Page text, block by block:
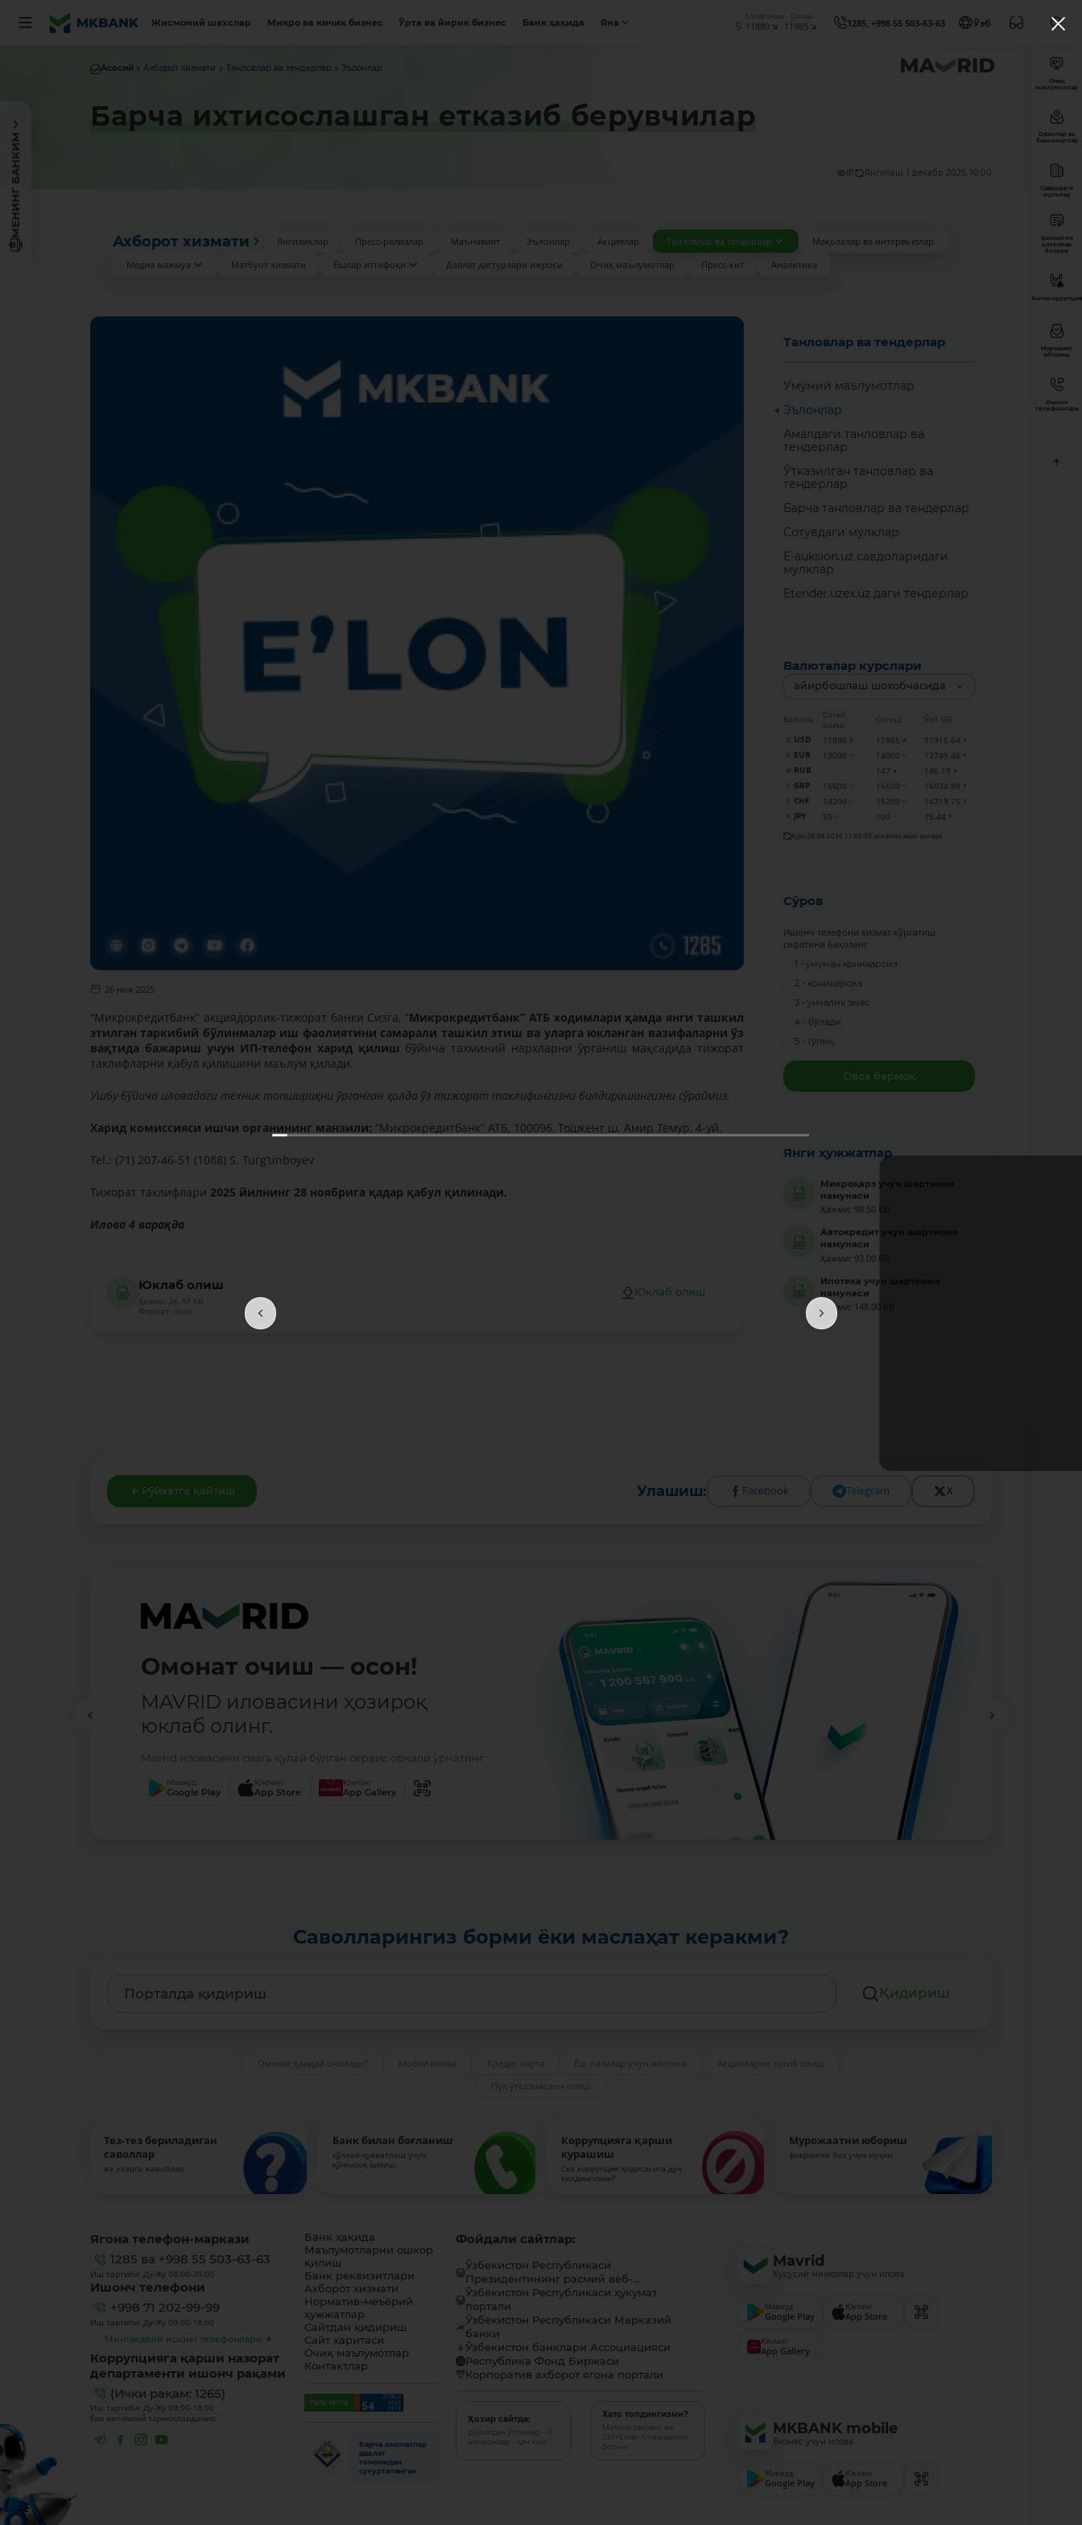
Жисмоний шахслар Микро ва кичик бизнес Ўрта ва йирик бизнес Банк ҳақида Яна
Сотиб олиш
11880
Сотиш
11965 1285, +998 55 503-63-63 Ўзб
МЕНИНГ БАНКИМ
Асосий Ахборот хизмати Танловлар ва тендерлар Эълонлар
Барча ихтисослашган етказиб берувчилар
81 Янгилаш: 1 декабр 2025, 10:00
Ахборот хизмати Янгиликлар Пресс-релизлар Маънавият Эълонлар Акциялар Танловлар ва тендерлар
Мақолалар ва интервьюлар
Медиа мажмуа
Матбуот хизмати Ёшлар иттифоқи Давлат дастурлари ижроси Очиқ маълумотлар Пресс-кит Аналитика
26 ноя 2025
“Микрокредитбанк” акциядорлик-тижорат банки Сизга, “Микрокредитбанк” АТБ ходимлари ҳамда янги ташкил
этилган таркибий бўлинмалар иш фаолиятини самарали ташкил этиш ва уларга юкланган вазифаларни ўз
вақтида бажариш учун ИП-телефон харид қилиш бўйича тахминий нархларни ўрганиш мақсадида тижорат
таклифларни қабул қилишини маълум қилади.
Ушбу бўйича иловадаги техник топшириқни ўрганган ҳолда ўз тижорат таклифингизни билдиришингизни сўраймиз.
Харид комиссияси ишчи органининг манзили: “Микрокредитбанк” АТБ, 100096, Тошкент ш. Амир Темур, 4-уй.
Tel.: (71) 207-46-51 (1088) S. Turg‘unboyev
Тижорат таклифлари 2025 йилнинг 28 ноябрига қадар қабул қилинади.
Илова 4 варақда
Юклаб олиш
Ҳажми: 26.97 KB
Формат: docx
Юклаб олиш
Танловлар ва тендерлар
Умумий маълумотлар
Эълонлар
Амалдаги танловлар ва
тендерлар
Ўтказилган танловлар ва
тендерлар
Барча танловлар ва тендерлар
Сотувдаги мулклар
E-auksion.uz савдоларидаги
мулклар
Etender.uzex.uz даги тендерлар
Валюталар курслари
айирбошлаш шохобчасида
Валюта
Сотиб
олиш
Сотиш
Ўзб МБ
USD
11880 11965
11915.64
EUR
13000 14000
13749.46
RUB
147
146.19
GBP
15600 16600
16034.88
CHF
14200 15200
14719.75
JPY
50 100 75.48
Курс 06.08.2026 11:00:00 ҳолатига амал қилади
Сўров
Ишонч телефони хизмат кўрсатиш
сифатини баҳоланг
1 - умуман қониқарсиз
2 - қониқарсиз
3 - унчалик эмас
4 - бўлади
5 - тўлиқ
Овоз бермоқ
Янги ҳужжатлар
Микроқарз учун шартнома
намунаси
Ҳажми: 98.50 KB
Автокредит учун шартнома
намунаси
Ҳажми: 93.00 KB
Ипотека учун шартнома
намунаси
Ҳажми: 148.00 KB
Рўйхатга қайтиш Улашиш: Facebook Telegram X
Омонат очиш — осон!
MAVRID иловасини ҳозироқ
юклаб олинг.
Mavrid иловасини сизга қулай бўлган сервис орқали ўрнатинг:
Мавжуд
Google Play
Юкланг
App Store
Юкланг
App Gallery
Саволларингиз борми ёки маслаҳат керакми?
Қидириш
Омонат қандай очилади? Мобил илова Кредит карта Ёш оилалар учун ипотека
Акцияларни сотиб олиш
Пул ўтказмасини олиш
Тез-тез бериладиган
саволлар
ва уларга жавоблар
Банк билан боғланиш
қўллаб-қувватлаш учун
қўнғироқ қилиш
Коррупцияга қарши
курашиш
Сиз коррупция ҳодисасига дуч
келдингизми?
Мурожаатни юбориш
фикрингиз биз учун муҳим
Очиқ
маълумотлар
Офислар ва
банкоматлар
Савдодаги
мулклар
Қимматли
қоғозлар
бозори
Антикоррупция
Мурожаат
юбориш
Ишонч
телефонлари
Ягона телефон-маркази
1285 ва +998 55 503-63-63
Иш тартиби: Ду-Жу 08:00-20:00
Ишонч телефони
+998 71 202-99-99
Иш тартиби: Ду-Жу 09:00-18:00
Минтақавий ишонч телефонлари
Коррупцияга қарши назорат
департаменти ишонч рақами
(Ички рақам: 1265)
Иш тартиби: Ду-Жу 09:00-18:00
Биз ижтимоий тармоқлардамиз:
Банк ҳақида
Маълумотларни ошкор
қилиш
Банк реквизитлари
Ахборот хизмати
Норматив-меъёрий
ҳужжатлар
Сайтдан қидириш
Сайт харитаси
Очиқ маълумотлар
Контактлар
Барча омонатлар
давлат
томонидан
суғурталанган
Фойдали сайтлар:
Ўзбекистон Республикаси
Президентининг расмий веб-...
Ўзбекистон Республикаси ҳукумат
портали
Ўзбекистон Республикаси Марказий
банки
Ўзбекистон банклари Ассоциацияси
Республика Фонд Биржаси
Корпоратив ахборот ягона портали
Ҳозир сайтда:
рўйхатдан ўтганлар - 0,
меҳмонлар - ҳеч ким
Хато топдингизми?
Матнни танланг ва
Ctrl+Enter тугмаларини
босинг
Mavrid
Хусусий мижозлар учун илова
Мавжуд
Google Play
Юкланг
App Store
Юкланг
App Gallery
MKBANK mobile
Бизнес учун илова
Мавжуд
Google Play
Юкланг
App Store